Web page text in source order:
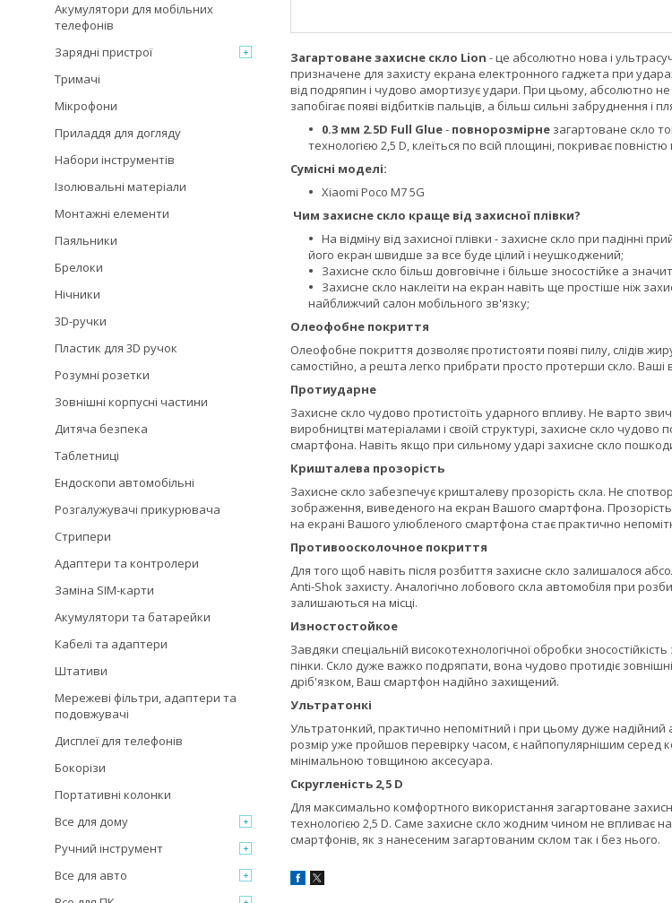
Загартоване захисне скло Lion - це абсолютно нова і
призначене для захисту екрана електронного гаджета при
від подряпин і чудово амортизує удари. При цьому, абсолютно
запобігає появі відбитків пальців, а більш сильні забруднення
0.3 мм 2.5D Full Glue- повнорозмірне загартоване скло
технологією 2,5 D, клеїться по всій площині, покриває
Сумісні моделі:
Xiaomi Poco M7 5G
Чим захисне скло краще від захисної плівки?
На відміну від захисної плівки - захисне скло при падінні
його екран швидше за все буде цілий і неушкоджений;
Захисне скло більш довговічне і більше зносостійке а
Захисне скло наклеїти на екран навіть ще простіше ніж
найближчий салон мобільного зв'язку;
Олеофобне покриття
Олеофобне покриття дозволяє протистояти появі пилу, слідів
самостійно, а решта легко прибрати просто протерши скло. Ваші
Протиударне
Захисне скло чудово протистоїть ударного впливу. Не варто
виробництві матеріалами і своїй структурі, захисне скло
смартфона. Навіть якщо при сильному ударі захисне скло
Кришталева прозорість
Захисне скло забезпечує кришталеву прозорість скла. Не
зображення, виведеного на екран Вашого смартфона. Прозорість
на екрані Вашого улюбленого смартфона стає практично
Противоосколочное покриття
Для того щоб навіть після розбиття захисне скло залишалося
Anti-Shok захисту. Аналогічно лобового скла автомобіля при
залишаються на місці.
Изностостойкое
Завдяки спеціальній високотехнологічної обробки
пінки. Скло дуже важко подряпати, вона чудово протидіє
дріб'язком, Ваш смартфон надійно захищений.
Ультратонкі
Ультратонкий, практично непомітний і при цьому дуже
розмір уже пройшов перевірку часом, є найпопулярнішим серед
мінімальною товщиною аксесуара.
Скругленість 2,5 D
Для максимально комфортного використання загартоване
технологією 2,5 D. Саме захисне скло жодним чином не впливає
смартфонів, як з нанесеним загартованим склом так і без нього.
Акумулятори для мобільних
телефонів
Зарядні пристрої
Тримачі
Мікрофони
Приладдя для догляду
Набори інструментів
Ізолювальні матеріали
Монтажні елементи
Паяльники
Брелоки
Нічники
3D-ручки
Пластик для 3D ручок
Розумні розетки
Зовнішні корпусні частини
Дитяча безпека
Таблетниці
Ендоскопи автомобільні
Розгалужувачі прикурювача
Стрипери
Адаптери та контролери
Заміна SIM-карти
Акумулятори та батарейки
Кабелі та адаптери
Штативи
Мережеві фільтри, адаптери та
подовжувачі
Дисплеї для телефонів
Бокорізи
Портативні колонки
Все для дому
Ручний інструмент
Все для авто